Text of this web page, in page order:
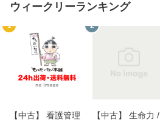
ウィークリーランキング
1
【中古】 看護管理
2
【中古】 生命力 /